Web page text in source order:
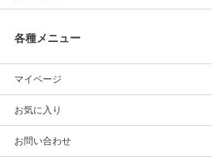
各種メニュー
マイページ
お気に入り
お問い合わせ